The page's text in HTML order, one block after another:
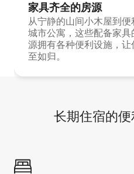
家具齐全的房源
从宁静的山间小木屋到便
城市公寓，这些配备家具
源拥有各种便利设施，让
至如归。
长期住宿的